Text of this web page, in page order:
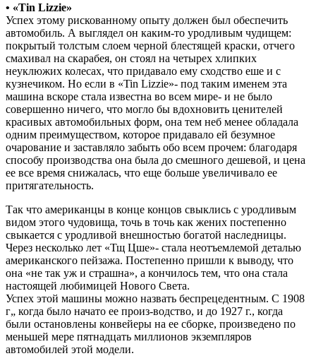
• «Tin Lizzie»
Успех этому рискованному опыту должен был обеспечить
автомобиль. А выглядел он каким-то уродливым чудищем:
покрытый толстым слоем черной блестящей краски, отчего
смахивал на скарабея, он стоял на четырех хлипких
неуклюжих колесах, что придавало ему сходство еше и с
кузнечиком. Но если в «Tin Lizzie»- под таким именем эта
машина вскоре стала известна во всем мире- и не было
совершенно ничего, что могло бы вдохновить ценителей
красивых автомобильных форм, она тем неб менее обладала
одним преимуществом, которое придавало ей безумное
очарование и заставляло забыть обо всем прочем: благодаря
способу производства она была до смешного дешевой, и цена
ее все время снижалась, что еще больше увеличивало ее
притягательность.
Так что американцы в конце концов свыклись с уродливым
видом этого чудовища, точь в точь как жених постепенно
свыкается с уродливой внешностью богатой наследницы.
Через несколько лет «Тщ Цше»- стала неотъемлемой деталью
американского пейзажа. Постепенно пришли к выводу, что
она «не так уж и страшна», а кончилось тем, что она стала
настоящей любимицей Нового Света.
Успех этой машины можно назвать беспрецедентным. С 1908
г„ когда было начато ее произ-водство, и до 1927 г., когда
были остановлены конвейеры на ее сборке, произведено по
меньшей мере пятнадцать миллионов экземпляров
автомобилей этой модели.